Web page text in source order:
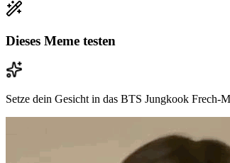
Dieses Meme testen
Setze dein Gesicht in das BTS Jungkook Frech-